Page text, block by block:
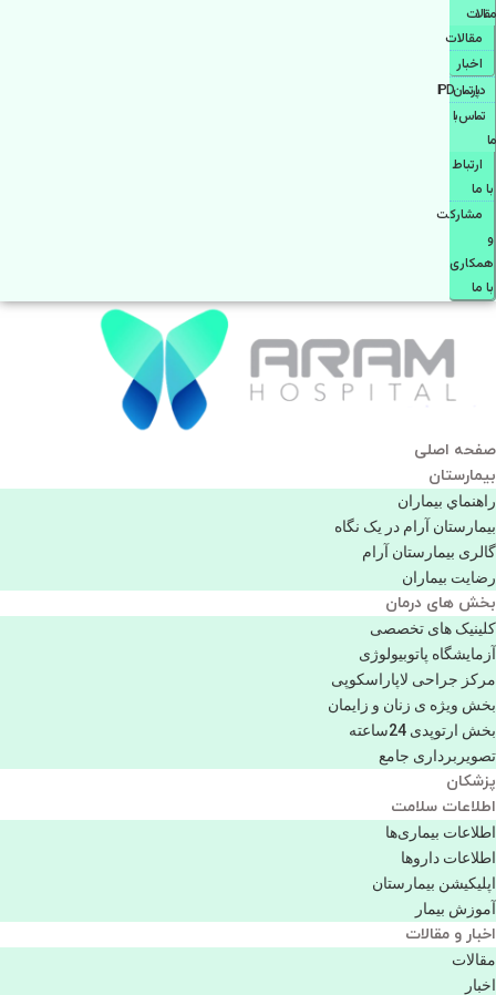
مقالات
مقالات
اخبار
دپارتمانIPD
تماس با
ما
ارتباط
با ما
مشاركت
و
همكاری
با ما
صفحه اصلی
بيمارستان
راهنماي بیماران
بیمارستان آرام در یک نگاه
گالری بیمارستان آرام
رضایت بیماران
بخش های درمان
کلینیک های تخصصی
آزمایشگاه پاتوبیولوژی
مرکز جراحی لاپاراسکوپی
بخش ویژه ی زنان و زایمان
بخش ارتوپدی 24ساعته
تصویربرداری جامع
پزشكان
اطلاعات سلامت
اطلاعات بیماری‌ها
اطلاعات دارو‌ها
اپليكيشن بيمارستان
آموزش بیمار
اخبار و مقالات
مقالات
اخبار